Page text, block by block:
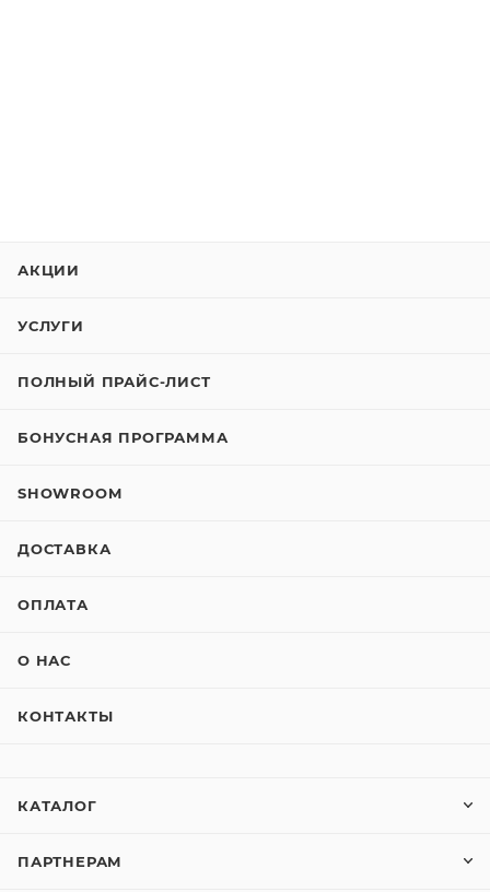
АКЦИИ
УСЛУГИ
ПОЛНЫЙ ПРАЙС-ЛИСТ
БОНУСНАЯ ПРОГРАММА
SHOWROOM
ДОСТАВКА
ОПЛАТА
О НАС
КОНТАКТЫ
КАТАЛОГ
ПАРТНЕРАМ